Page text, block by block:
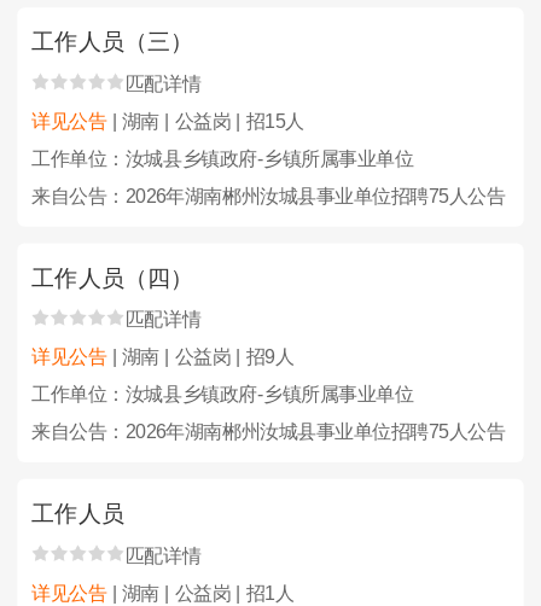
工作人员（三）
匹配详情
详见公告
| 湖南 | 公益岗 | 招15人
工作单位：汝城县乡镇政府-乡镇所属事业单位
来自公告：2026年湖南郴州汝城县事业单位招聘75人公告
工作人员（四）
匹配详情
详见公告
| 湖南 | 公益岗 | 招9人
工作单位：汝城县乡镇政府-乡镇所属事业单位
来自公告：2026年湖南郴州汝城县事业单位招聘75人公告
工作人员
匹配详情
详见公告 | 湖南 | 公益岗 | 招1人